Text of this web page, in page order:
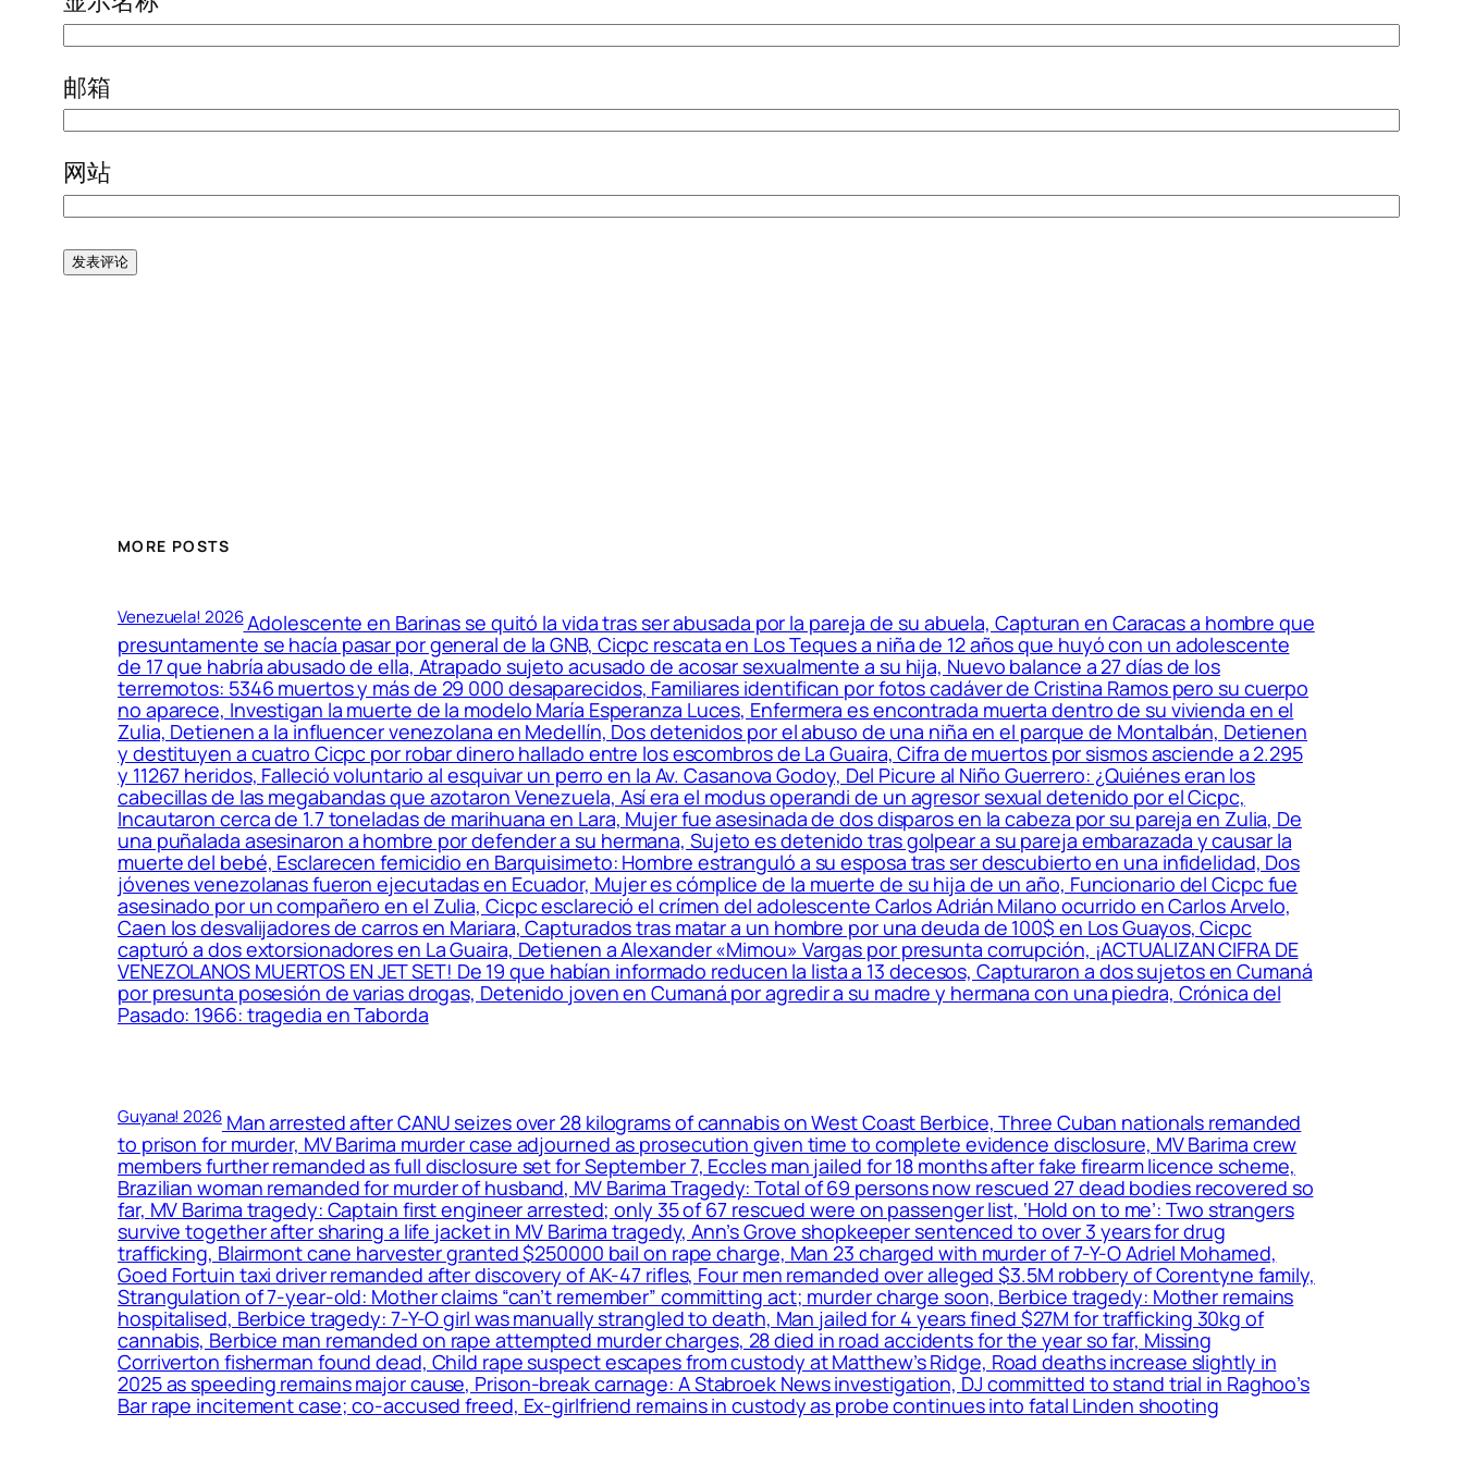
邮箱
网站
MORE POSTS
Venezuela! 2026Adolescente en Barinas se quitó la vida tras ser abusada por la pareja de su abuela, Capturan en Caracas a hombre que
presuntamente se hacía pasar por general de la GNB, Cicpc rescata en Los Teques a niña de 12 años que huyó con un adolescente
de 17 que habría abusado de ella, Atrapado sujeto acusado de acosar sexualmente a su hija, Nuevo balance a 27 días de los
terremotos: 5346 muertos y más de 29 000 desaparecidos, Familiares identifican por fotos cadáver de Cristina Ramos pero su cuerpo
no aparece, Investigan la muerte de la modelo María Esperanza Luces, Enfermera es encontrada muerta dentro de su vivienda en el
Zulia, Detienen a la influencer venezolana en Medellín, Dos detenidos por el abuso de una niña en el parque de Montalbán, Detienen
y destituyen a cuatro Cicpc por robar dinero hallado entre los escombros de La Guaira, Cifra de muertos por sismos asciende a 2.295
y 11267 heridos, Falleció voluntario al esquivar un perro en la Av. Casanova Godoy, Del Picure al Niño Guerrero: ¿Quiénes eran los
cabecillas de las megabandas que azotaron Venezuela, Así era el modus operandi de un agresor sexual detenido por el Cicpc,
Incautaron cerca de 1.7 toneladas de marihuana en Lara, Mujer fue asesinada de dos disparos en la cabeza por su pareja en Zulia, De
una puñalada asesinaron a hombre por defender a su hermana, Sujeto es detenido tras golpear a su pareja embarazada y causar la
muerte del bebé, Esclarecen femicidio en Barquisimeto: Hombre estranguló a su esposa tras ser descubierto en una infidelidad, Dos
jóvenes venezolanas fueron ejecutadas en Ecuador, Mujer es cómplice de la muerte de su hija de un año, Funcionario del Cicpc fue
asesinado por un compañero en el Zulia, Cicpc esclareció el crímen del adolescente Carlos Adrián Milano ocurrido en Carlos Arvelo,
Caen los desvalijadores de carros en Mariara, Capturados tras matar a un hombre por una deuda de 100$ en Los Guayos, Cicpc
capturó a dos extorsionadores en La Guaira, Detienen a Alexander «Mimou» Vargas por presunta corrupción, ¡ACTUALIZAN CIFRA DE
VENEZOLANOS MUERTOS EN JET SET! De 19 que habían informado reducen la lista a 13 decesos, Capturaron a dos sujetos en Cumaná
por presunta posesión de varias drogas, Detenido joven en Cumaná por agredir a su madre y hermana con una piedra, Crónica del
Pasado: 1966: tragedia en Taborda
Guyana! 2026Man arrested after CANU seizes over 28 kilograms of cannabis on West Coast Berbice, Three Cuban nationals remanded
to prison for murder, MV Barima murder case adjourned as prosecution given time to complete evidence disclosure, MV Barima crew
members further remanded as full disclosure set for September 7, Eccles man jailed for 18 months after fake firearm licence scheme,
Brazilian woman remanded for murder of husband, MV Barima Tragedy: Total of 69 persons now rescued 27 dead bodies recovered so
far, MV Barima tragedy: Captain first engineer arrested; only 35 of 67 rescued were on passenger list, ‘Hold on to me’: Two strangers
survive together after sharing a life jacket in MV Barima tragedy, Ann’s Grove shopkeeper sentenced to over 3 years for drug
trafficking, Blairmont cane harvester granted $250000 bail on rape charge, Man 23 charged with murder of 7-Y-O Adriel Mohamed,
Goed Fortuin taxi driver remanded after discovery of AK-47 rifles, Four men remanded over alleged $3.5M robbery of Corentyne family,
Strangulation of 7-year-old: Mother claims “can’t remember” committing act; murder charge soon, Berbice tragedy: Mother remains
hospitalised, Berbice tragedy: 7-Y-O girl was manually strangled to death, Man jailed for 4 years fined $27M for trafficking 30kg of
cannabis, Berbice man remanded on rape attempted murder charges, 28 died in road accidents for the year so far, Missing
Corriverton fisherman found dead, Child rape suspect escapes from custody at Matthew’s Ridge, Road deaths increase slightly in
2025 as speeding remains major cause, Prison-break carnage: A Stabroek News investigation, DJ committed to stand trial in Raghoo’s
Bar rape incitement case; co-accused freed, Ex-girlfriend remains in custody as probe continues into fatal Linden shooting